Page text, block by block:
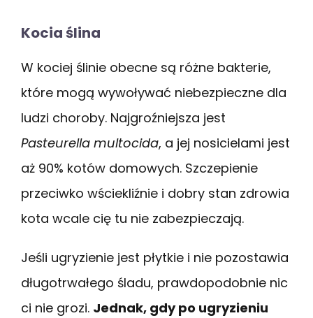
Kocia ślina
W kociej ślinie obecne są różne bakterie,
które mogą wywoływać niebezpieczne dla
ludzi choroby. Najgroźniejsza jest
Pasteurella multocida, a jej nosicielami jest
aż 90% kotów domowych. Szczepienie
przeciwko wściekliźnie i dobry stan zdrowia
kota wcale cię tu nie zabezpieczają.
Jeśli ugryzienie jest płytkie i nie pozostawia
długotrwałego śladu, prawdopodobnie nic
ci nie grozi. Jednak, gdy po ugryzieniu